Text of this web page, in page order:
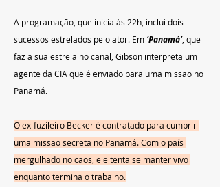
A programação, que inicia às 22h, inclui dois
sucessos estrelados pelo ator. Em ‘Panamá’, que
faz a sua estreia no canal, Gibson interpreta um
agente da CIA que é enviado para uma missão no
Panamá.
O ex-fuzileiro Becker é contratado para cumprir
uma missão secreta no Panamá. Com o país
mergulhado no caos, ele tenta se manter vivo
enquanto termina o trabalho.